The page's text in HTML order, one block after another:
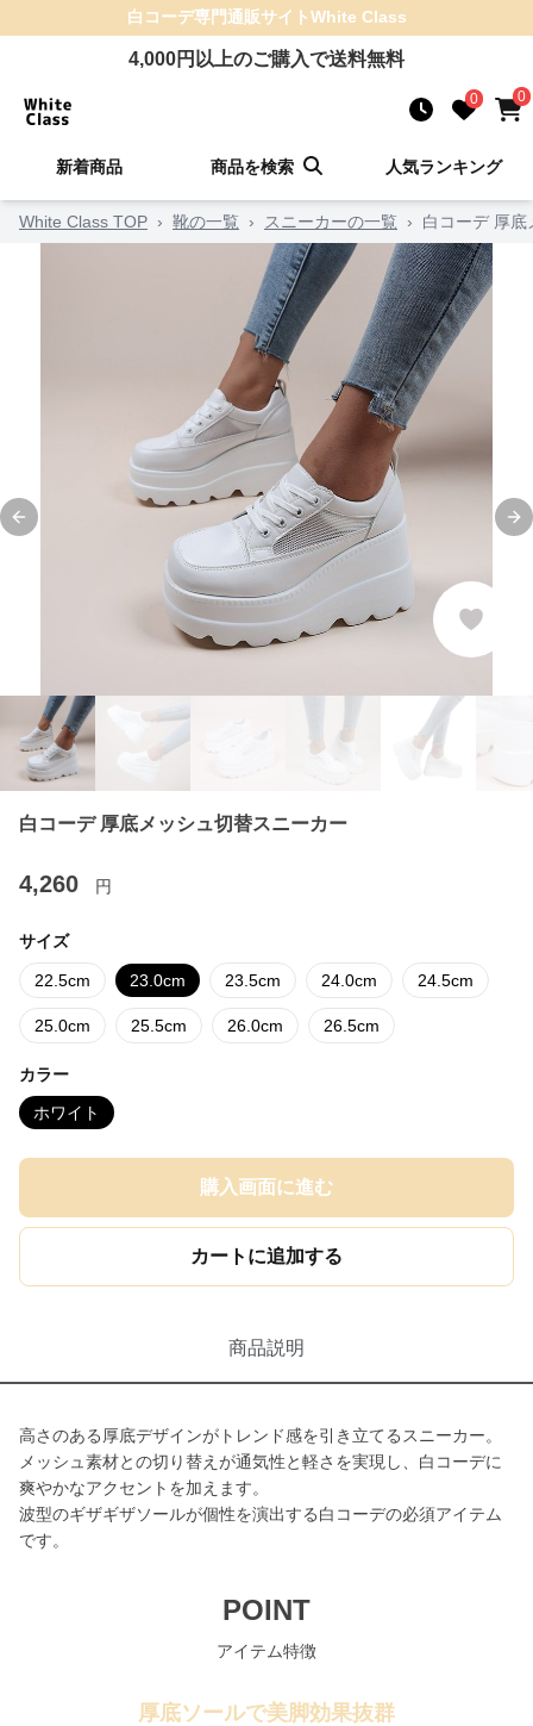
白コーデ専門通販サイトWhite Class
4,000円以上のご購入で送料無料
0 0
新着商品 商品を検索 人気ランキング
White Class TOP › 靴の一覧 › スニーカーの一覧 › 白コーデ 厚底
Previous slide
白コーデ 厚底メッシュ切替スニーカー
4,260 円
サイズ
22.5cm 23.0cm 23.5cm 24.0cm 24.5cm
25.0cm 25.5cm 26.0cm 26.5cm
カラー
ホワイト
購入画面に進む
カートに追加する
商品説明
高さのある厚底デザインがトレンド感を引き立てるスニーカー。
メッシュ素材との切り替えが通気性と軽さを実現し、白コーデに
爽やかなアクセントを加えます。
波型のギザギザソールが個性を演出する白コーデの必須アイテム
です。
POINT
アイテム特徴
厚底ソールで美脚効果抜群